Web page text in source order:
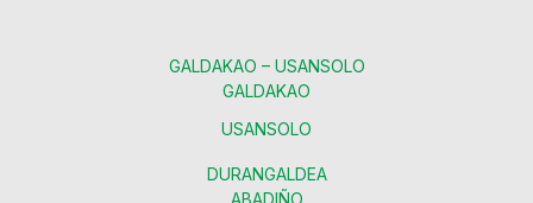
GALDAKAO – USANSOLO
GALDAKAO
USANSOLO
DURANGALDEA
ABADIÑO